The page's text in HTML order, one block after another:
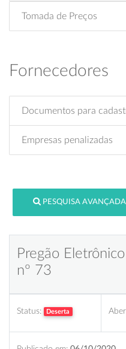
Tomada de Preços
Fornecedores
Documentos para
Empresas penalizadas
PESQUISA AVANÇADA
Pregão
nº 73
Status: Deserta